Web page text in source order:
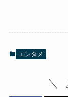
エンタメ